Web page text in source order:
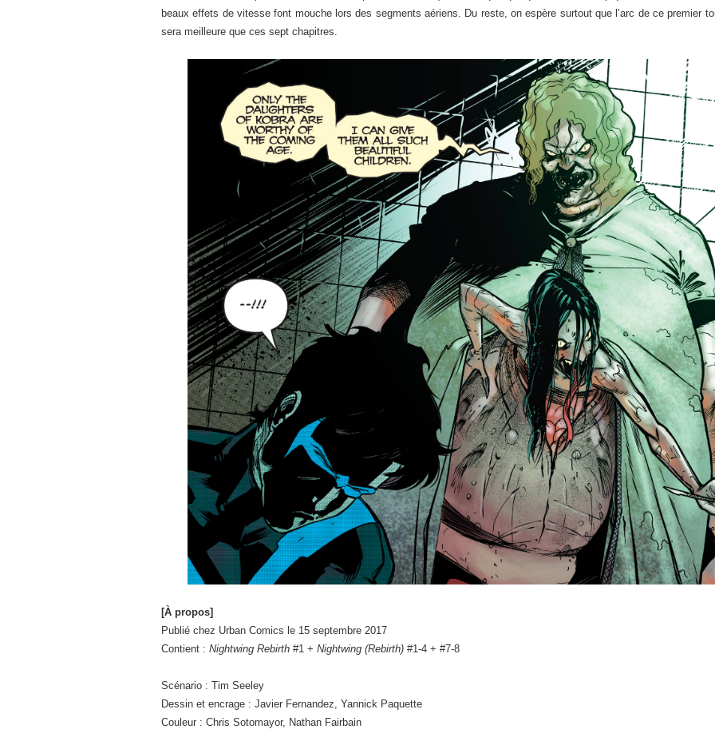
beaux effets de vitesse font mouche lors des segments aériens. Du reste, on espère surtout que l’arc de ce premier
sera meilleure que ces sept chapitres.
[À propos]
Publié chez Urban Comics le 15 septembre 2017
Contient : Nightwing Rebirth #1 + Nightwing (Rebirth) #1-4 + #7-8
Scénario : Tim Seeley
Dessin et encrage : Javier Fernandez, Yannick Paquette
Couleur : Chris Sotomayor, Nathan Fairbain